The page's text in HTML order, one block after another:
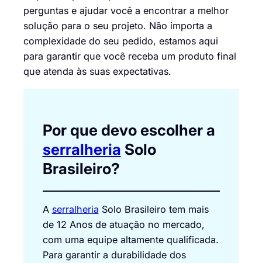
perguntas e ajudar você a encontrar a melhor
solução para o seu projeto. Não importa a
complexidade do seu pedido, estamos aqui
para garantir que você receba um produto final
que atenda às suas expectativas.
Por que devo escolher a
serralheria Solo
Brasileiro?
A serralheria Solo Brasileiro tem mais
de 12 Anos de atuação no mercado,
com uma equipe altamente qualificada.
Para garantir a durabilidade dos